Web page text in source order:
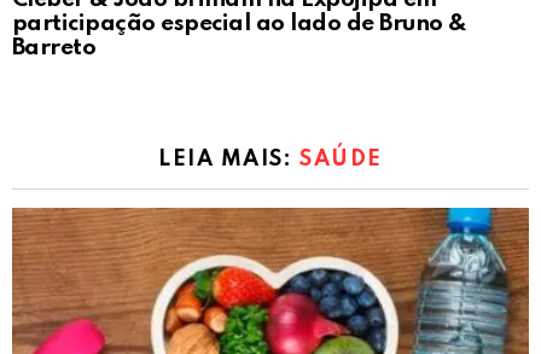
participação especial ao lado de Bruno &
Barreto
LEIA MAIS:SAÚDE